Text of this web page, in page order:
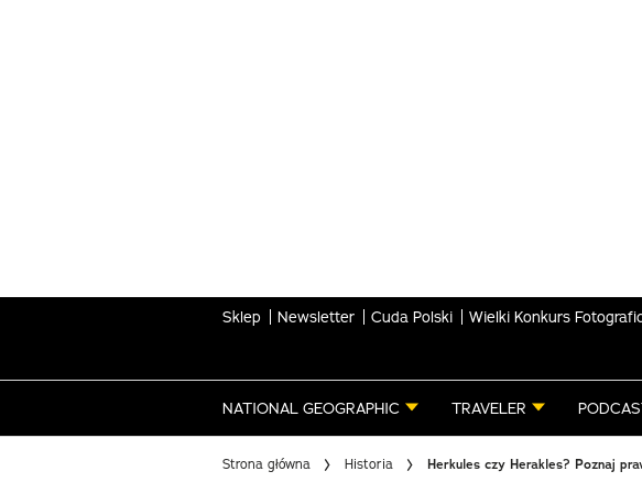
Sklep Newsletter Cuda Polski Wielki Konkurs
NATIONAL GEOGRAPHIC TRAVELER
Strona główna Historia Herkules czy Herakles? Poznaj